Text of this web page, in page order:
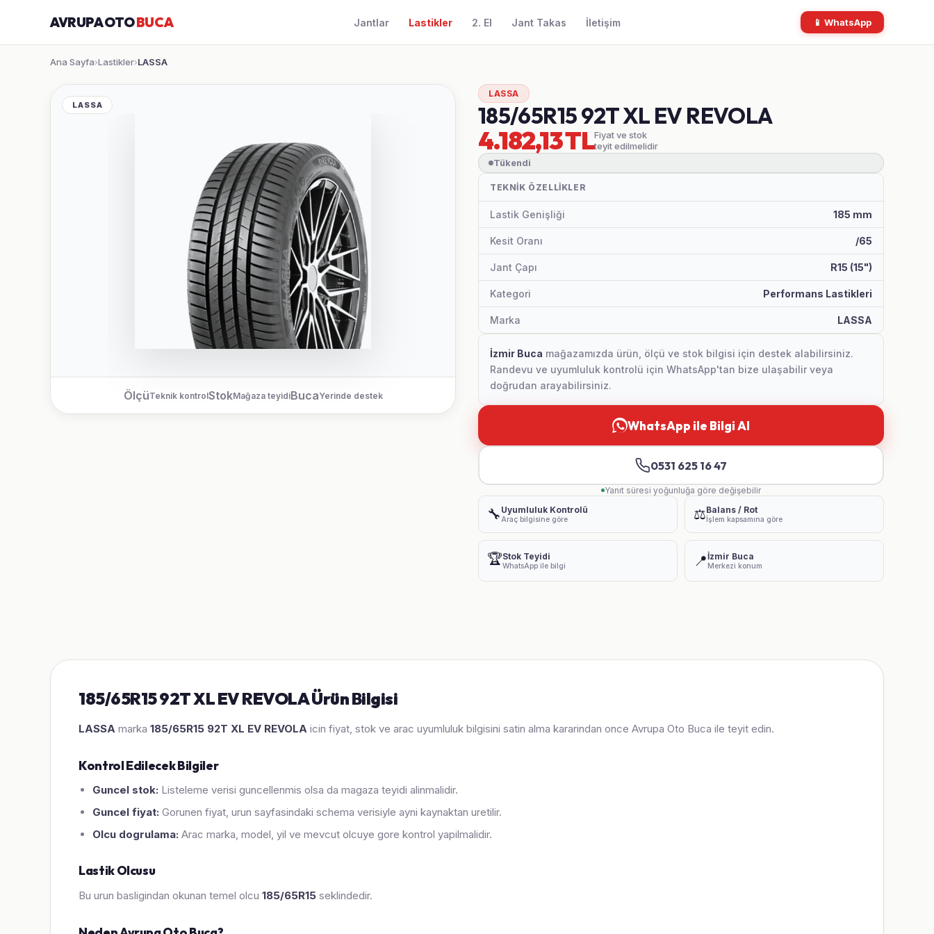
AVRUPA OTOBUCA Jantlar Lastikler 2. El Jant Takas İletişim 📱 WhatsApp
Ana Sayfa›Lastikler›LASSA
LASSA
ÖlçüTeknik kontrolStokMağaza teyidiBucaYerinde destek
LASSA
185/65R15 92T XL EV REVOLA
4.182,13 TLFiyat ve stok
teyit edilmelidir
Tükendi
TEKNIK ÖZELLIKLER
Lastik Genişliği 185 mm
Kesit Oranı /65
Jant Çapı R15 (15")
Kategori Performans Lastikleri
Marka LASSA
İzmir Buca mağazamızda ürün, ölçü ve stok bilgisi için destek alabilirsiniz.
Randevu ve uyumluluk kontrolü için WhatsApp'tan bize ulaşabilir veya
doğrudan arayabilirsiniz.
WhatsApp ile Bilgi Al
0531 625 16 47
Yanıt süresi yoğunluğa göre değişebilir
🔧 Uyumluluk Kontrolü
Araç bilgisine göre ⚖️Balans / Rot
İşlem kapsamına göre
🏆Stok Teyidi
WhatsApp ile bilgi 📍İzmir Buca
Merkezi konum
185/65R15 92T XL EV REVOLA Ürün Bilgisi
LASSA marka 185/65R15 92T XL EV REVOLA icin fiyat, stok ve arac uyumluluk bilgisini satin alma kararindan once Avrupa Oto Buca ile teyit edin.
Kontrol Edilecek Bilgiler
Guncel stok: Listeleme verisi guncellenmis olsa da magaza teyidi alinmalidir.
Guncel fiyat: Gorunen fiyat, urun sayfasindaki schema verisiyle ayni kaynaktan uretilir.
Olcu dogrulama: Arac marka, model, yil ve mevcut olcuye gore kontrol yapilmalidir.
Lastik Olcusu
Bu urun basligindan okunan temel olcu 185/65R15 seklindedir.